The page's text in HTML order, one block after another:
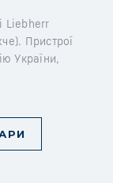
Liebherr
Пристрої
України,